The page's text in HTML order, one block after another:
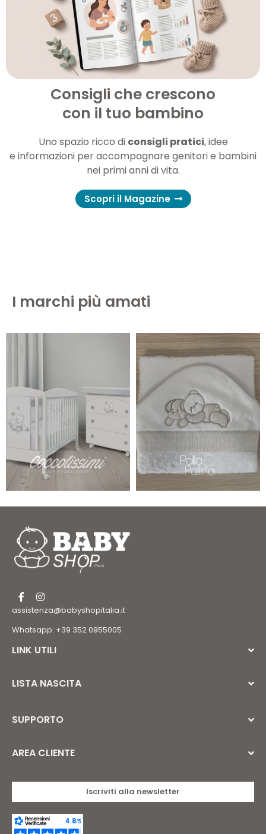
Consigli che crescono
con il tuo bambino
Uno spazio ricco di consigli pratici, idee
e informazioni per accompagnare genitori e bambini
nei primi anni di vita.
Scopri il Magazine
I marchi più amati
assistenza@babyshopitalia.it
Whatsapp: +39 352 0955005
LINK UTILI
LISTA NASCITA
SUPPORTO
AREA CLIENTE
Iscriviti alla newsletter